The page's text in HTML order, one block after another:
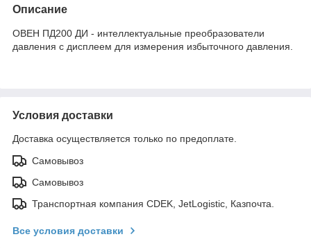
Описание
ОВЕН ПД200 ДИ - интеллектуальные преобразователи
давления с дисплеем для измерения избыточного давления.
Условия доставки
Доставка осуществляется только по предоплате.
Самовывоз
Самовывоз
Транспортная компания CDEK, JetLogistic, Казпочта.
Все условия доставки